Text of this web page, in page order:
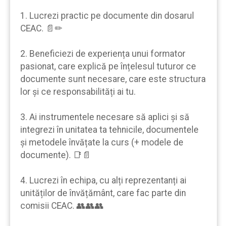
1. Lucrezi practic pe documente din dosarul
CEAC. 📄✏
2. Beneficiezi de experiența unui formator
pasionat, care explică pe înțelesul tuturor ce
documente sunt necesare, care este structura
lor şi ce responsabilități ai tu.
3. Ai instrumentele necesare să aplici şi să
integrezi în unitatea ta tehnicile, documentele
şi metodele învățate la curs (+ modele de
documente). 📑📄
4. Lucrezi în echipa, cu alți reprezentanți ai
unităților de învățământ, care fac parte din
comisii CEAC. 👥👥👥